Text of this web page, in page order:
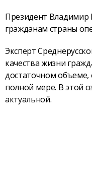
Президент Владимир
гражданам страны
Эксперт
качества жизни
достаточном объеме,
полной мере. В этой
актуальной.